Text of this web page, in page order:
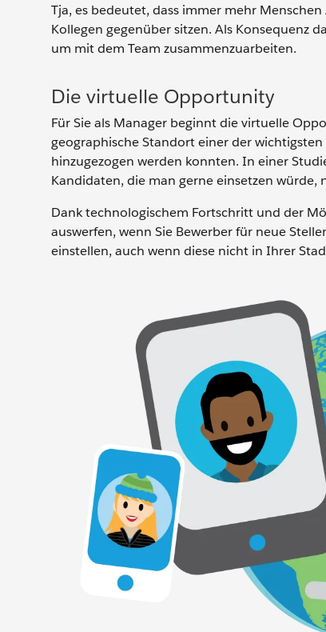
Tja, es bedeutet, dass immer mehr
Kollegen gegenüber sitzen. Als Konsequenz
um mit dem Team zusammenzuarbeiten.
Die virtuelle Opportunity
Für Sie als Manager beginnt die virtuelle
geographische Standort einer der
hinzugezogen werden konnten. In einer
Kandidaten, die man gerne einsetzen würde,
Dank technologischem Fortschritt und der
auswerfen, wenn Sie Bewerber für neue
einstellen, auch wenn diese nicht in Ihrer